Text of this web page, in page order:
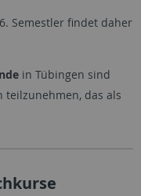
Semestler findet daher
in Tübingen sind
teilzunehmen, das als